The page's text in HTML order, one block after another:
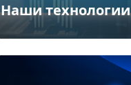
Наши технологии